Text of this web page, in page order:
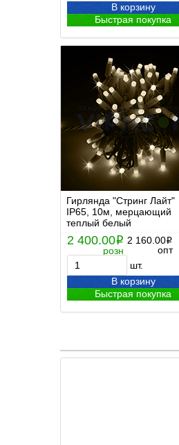
В корзину
Быстрая покупка
Гирлянда "Стринг Лайт"
IP65, 10м, мерцающий
теплый белый
2 400.00i
розн
2 160.00i
опт
шт.
В корзину
Быстрая покупка